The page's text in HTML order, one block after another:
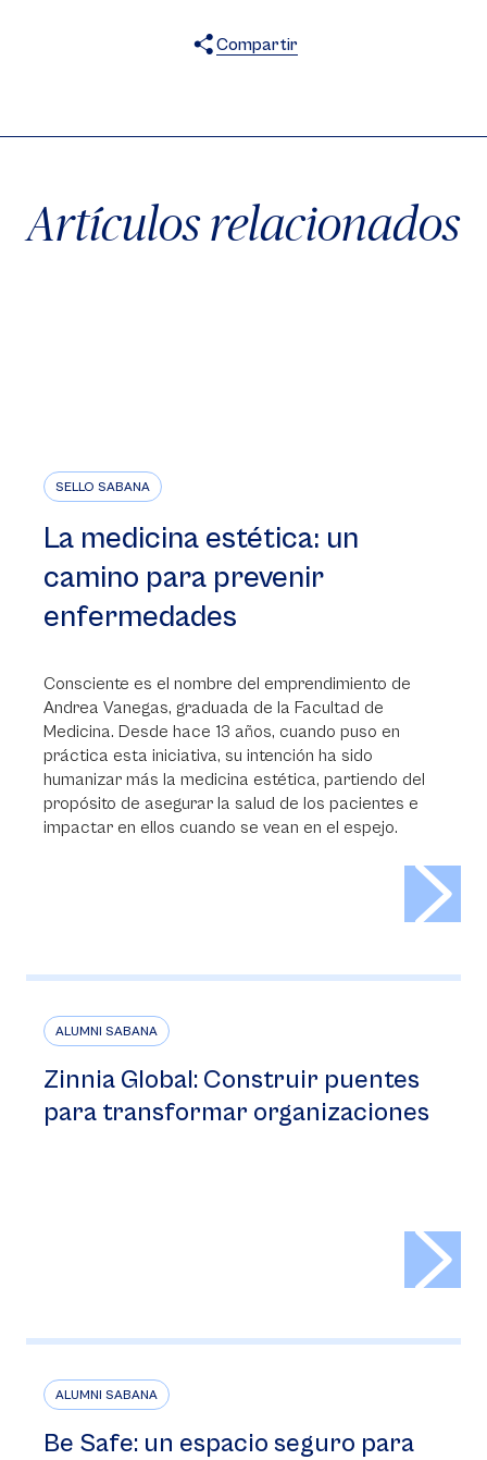
Compartir
Artículos relacionados
SELLO SABANA
La medicina estética: un
camino para prevenir
enfermedades
Consciente es el nombre del emprendimiento de
Andrea Vanegas, graduada de la Facultad de
Medicina. Desde hace 13 años, cuando puso en
práctica esta iniciativa, su intención ha sido
humanizar más la medicina estética, partiendo del
propósito de asegurar la salud de los pacientes e
impactar en ellos cuando se vean en el espejo.
ALUMNI SABANA
Zinnia Global: Construir puentes
para transformar organizaciones
ALUMNI SABANA
Be Safe: un espacio seguro para